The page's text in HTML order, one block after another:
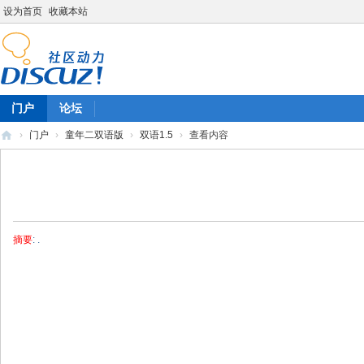
设为首页 收藏本站
门户 论坛
› 门户 › 童年二双语版 › 双语1.5 › 查看内容
摘要: .